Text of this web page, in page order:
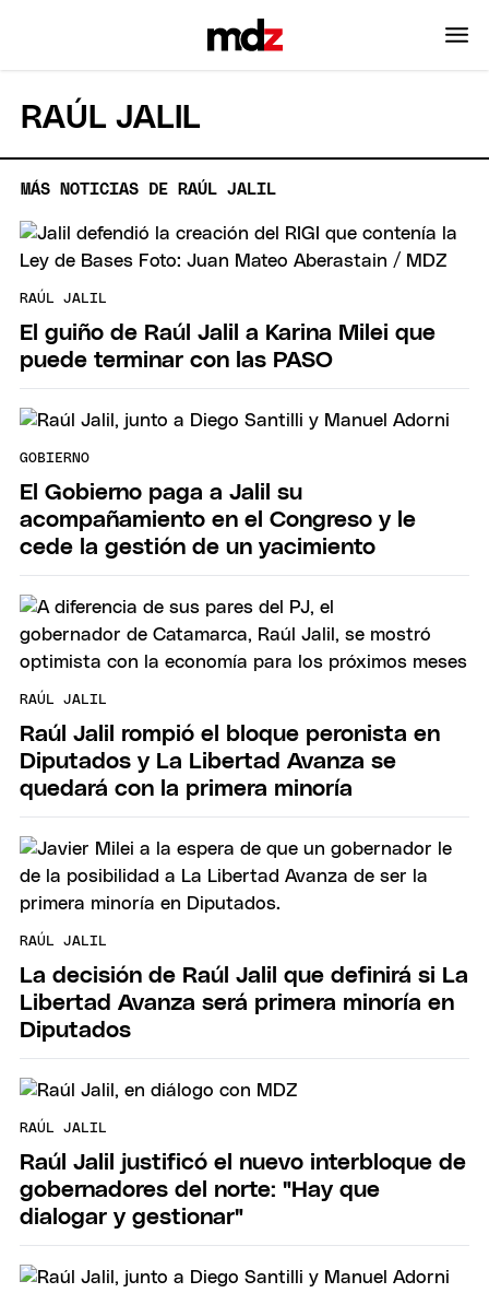
RAÚL JALIL
MÁS NOTICIAS DE RAÚL JALIL
RAÚL JALIL
El guiño de Raúl Jalil a Karina Milei que
puede terminar con las PASO
GOBIERNO
El Gobierno paga a Jalil su
acompañamiento en el Congreso y le
cede la gestión de un yacimiento
RAÚL JALIL
Raúl Jalil rompió el bloque peronista en
Diputados y La Libertad Avanza se
quedará con la primera minoría
RAÚL JALIL
La decisión de Raúl Jalil que definirá si La
Libertad Avanza será primera minoría en
Diputados
RAÚL JALIL
Raúl Jalil justificó el nuevo interbloque de
gobernadores del norte: "Hay que
dialogar y gestionar"